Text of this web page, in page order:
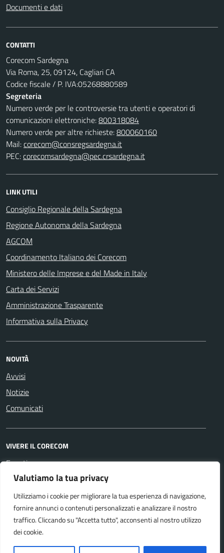
Valutiamo la tua privacy
Utilizziamo i cookie per migliorare la tua esperienza di navigazione,
fornire annunci o contenuti personalizzati e analizzare il nostro
traffico. Cliccando su "Accetta tutto", acconsenti al nostro utilizzo
dei cookie.
Documenti e dati
CONTATTI
Corecom Sardegna
Via Roma, 25, 09124, Cagliari CA
Codice fiscale / P. IVA:05268880589
Segreteria
Numero verde per le controversie tra utenti e operatori di
comunicazioni elettroniche:800318084
Numero verde per altre richieste:800060160
Mail:corecom@consregsardegna.it
PEC:corecomsardegna@pec.crsardegna.it
LINK UTILI
Consiglio Regionale della Sardegna
Regione Autonoma della Sardegna
AGCOM
Coordinamento Italiano dei Corecom
Ministero delle Imprese e del Made in Italy
Carta dei Servizi
Amministrazione Trasparente
Informativa sulla Privacy
NOVITÀ
Avvisi
Notizie
Comunicati
VIVERE IL CORECOM
Eventi
SEGUICI SU
Facebook Youtube